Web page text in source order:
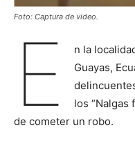
Foto: Captura de video.
E
n la
Guayas,
los “Nalgas
de cometer un robo.